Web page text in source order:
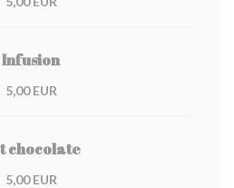
Infusion
5,00 EUR
chocolate
5,00 EUR